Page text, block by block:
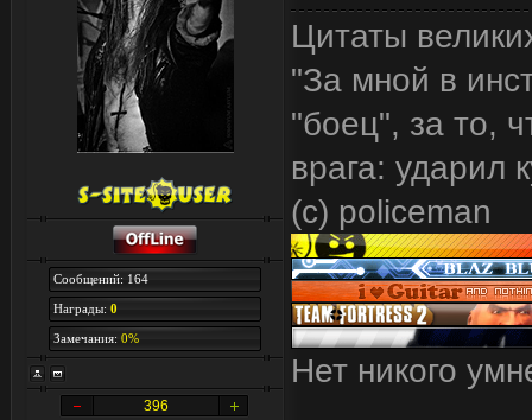
Сообщений: 164
Награды: 0
Замечания: 0%
396
Цитаты
"За мной в
"боец", за то,
врага: ударил
(с) policeman
Нет никого